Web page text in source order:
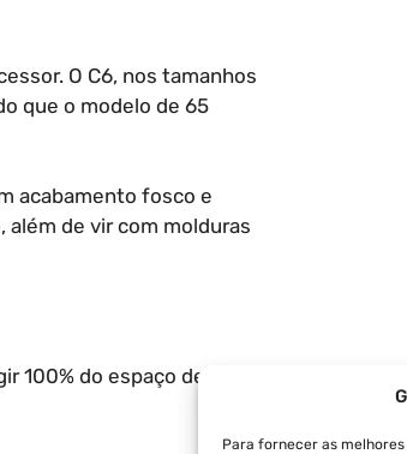
Para fornecer as
O C6, nos tamanhos
que o modelo de 65
acabamento fosco e
além de vir com molduras
100% do espaço de cores